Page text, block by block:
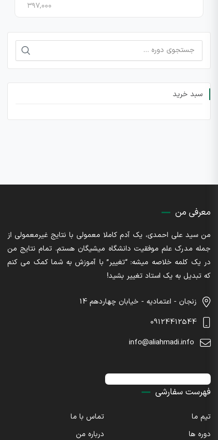
۳۹۷,۰۰۰
جستجو
برای:
سبد خرید
معرفی من
من سید علی احمدی، یک آدم کاملا معمولی با نتایج غیرمعمولی از
جمله مدرک علم موفقیت دانشگاه میشیگان هستم. تمام نتایج من
در یک کلمه خلاصه میشه: “تغییر” با آموزش به شما کمک می کنم
که تبدیل به یک استاد تغییر بشید!
زنجان - اعتمادیه - خیابان چهاردهم 14
09124412544
info@aliahmadi.info
فهرست سفارشی
تیم ما
تماس با ما
دوره ها
درباره من